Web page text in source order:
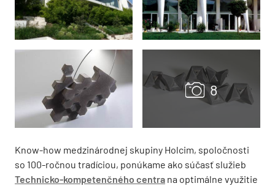
Know-how medzinárodnej skupiny Holcim, spoločnosti
so 100-ročnou tradíciou, ponúkame ako súčasť služieb
Technicko-kompetenčného centra na optimálne využitie